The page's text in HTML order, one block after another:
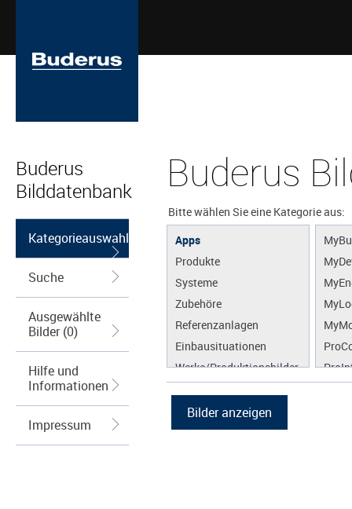
Buderus
Bilddatenbank
Kategorieauswahl
Suche
Ausgewählte
Bilder (0)
Hilfe und
Informationen
Impressum
Buderus
Bitte wählen Sie eine Kategorie aus:
Apps
Produkte
Systeme
Zubehöre
Referenzanlagen
Einbausituationen
Werke/Produktionsbilder
Grafiken